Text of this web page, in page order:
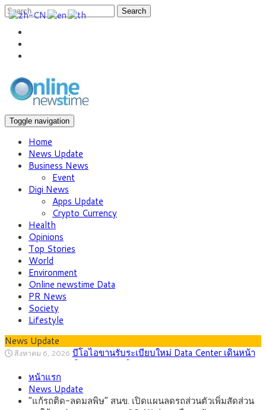
Search
Toggle navigation
Home
News Update
Business News
Event
Digi News
Apps Update
Crypto Currency
Health
Opinions
Top Stories
World
Environment
Online newstime Data
PR News
Society
Lifestyle
News Update
สิงหาคม 5, 2026 ครม.ไฟเขียวหลักการ ร่าง พ.ร.ฎ. เปิดทาง รฟม.เดิน
รายหัวเพียง 2,618 บาท เสนอทบทวนจัดสรรงบให้สอดคล้องภาระ
งานจริง
สิงหาคม 3, 2026
33.00-33.60 ติดตามข้อมูลจ้างงานสหรัฐฯ
สิงหาคม 10, 2026 พาณิชย์ ร่วมลงพื้นที่ห้วยขวาง ลุยตรวจโรงแรม
ปล่อยเช่ารายวัน ร้านอาหารและเครื่องดื่ม ซาลอน พบต่างด้าวผิด
สิงหาคม 10, 2026 กรุงศรีคาดเงินบาทสัปดาห์นี้ซื้อขายในกรอบ
หน้าแรก
News Update
“แก้รถติด-ลดมลพิษ” สนข. เปิดแผนลดรถส่วนตัวเพิ่มสัดส่วน